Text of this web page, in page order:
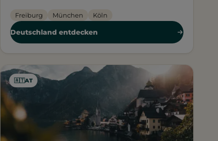
Freiburg München Köln
Deutschland entdecken
🇦🇹AT